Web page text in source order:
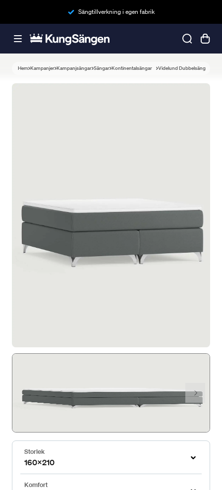
Sängtillverkning i egen fabrik
Hem Kampanjer Kampanjsängar Sängar Kontinentalsängar Videlund Dubbelsäng
Storlek
160x210
Komfort